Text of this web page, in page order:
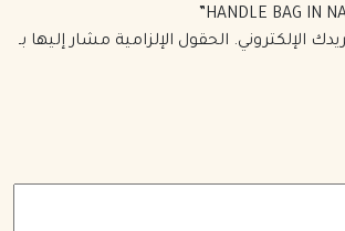
HANDLE BAG IN
الإلكتروني. الحقول الإلزامية مشار إليها بـ